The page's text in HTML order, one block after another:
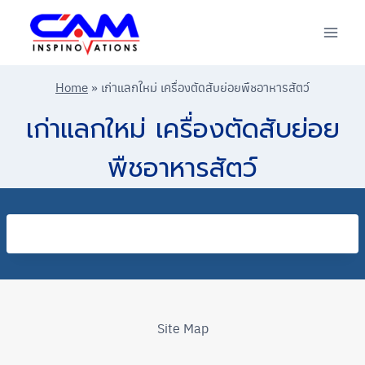
content
Home » เก่าแลกใหม่ เครื่องตัดสับย่อยพืชอาหารสัตว์
เก่าแลกใหม่ เครื่องตัดสับย่อย
พืชอาหารสัตว์
Site Map